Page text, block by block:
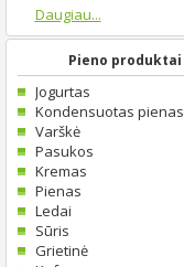
Daugiau...
Pieno produktai
Jogurtas
Kondensuotas pienas
Varškė
Pasukos
Kremas
Pienas
Ledai
Sūris
Grietinė